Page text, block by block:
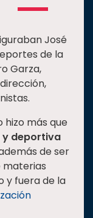
José
de la
Garza,
hizo más que
y deportiva
de ser
y fuera de la